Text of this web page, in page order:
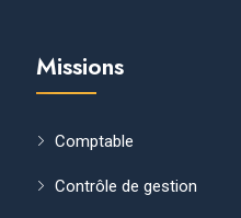
Missions
Comptable
Contrôle de gestion